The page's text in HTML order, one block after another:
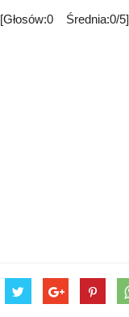
[Głosów:0 Średnia:0/5]